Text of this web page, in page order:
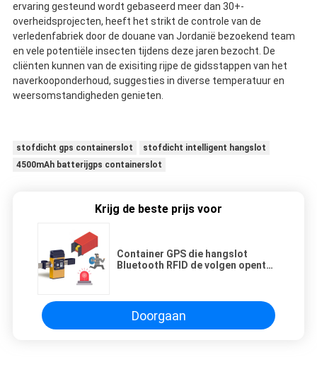
ervaring gesteund wordt gebaseerd meer dan 30+-
overheidsprojecten, heeft het strikt de controle van de
verledenfabriek door de douane van Jordanië bezoekend team
en vele potentiële insecten tijdens deze jaren bezocht. De
cliënten kunnen van de exisiting rijpe de gidsstappen van het
naverkooponderhoud, suggesties in diverse temperatuur en
weersomstandigheden genieten.
stofdicht gps containerslot
stofdicht intelligent hangslot
4500mAh batterijgps containerslot
Krijg de beste prijs voor
Container GPS die hangslot
Bluetooth RFID de volgen opent
Doorgaan